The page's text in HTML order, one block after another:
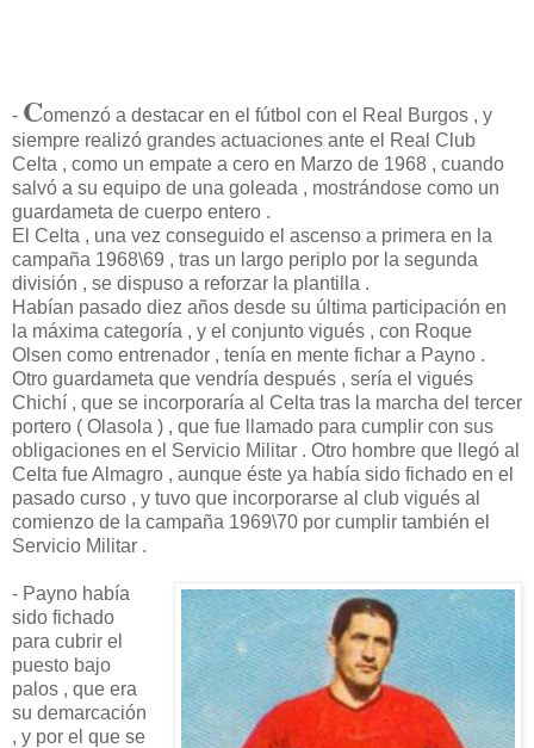
- Comenzó a destacar en el fútbol con el Real Burgos , y
siempre realizó grandes actuaciones ante el Real Club
Celta , como un empate a cero en Marzo de 1968 , cuando
salvó a su equipo de una goleada , mostrándose como un
guardameta de cuerpo entero .
El Celta , una vez conseguido el ascenso a primera en la
campaña 1968\69 , tras un largo periplo por la segunda
división , se dispuso a reforzar la plantilla .
Habían pasado diez años desde su última participación en
la máxima categoría , y el conjunto vigués , con Roque
Olsen como entrenador , tenía en mente fichar a Payno .
Otro guardameta que vendría después , sería el vigués
Chichí , que se incorporaría al Celta tras la marcha del tercer
portero ( Olasola ) , que fue llamado para cumplir con sus
obligaciones en el Servicio Militar . Otro hombre que llegó al
Celta fue Almagro , aunque éste ya había sido fichado en el
pasado curso , y tuvo que incorporarse al club vigués al
comienzo de la campaña 1969\70 por cumplir también el
Servicio Militar .
- Payno había
sido fichado
para cubrir el
puesto bajo
palos , que era
su demarcación
, y por el que se